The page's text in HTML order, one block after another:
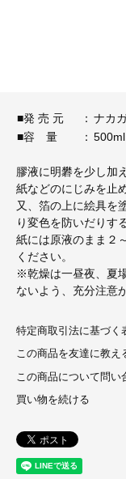
■発 売 元 ： ナカ
■容 量
： 500ml
膠液に明礬を少し加
紙などのにじみを止
又、箔の上に絵具を
り変色を防いだりす
紙には原液のまま２
ください。
※乾燥は一昼夜、夏
ないよう、充分注意
特定商取引法に基づく
この商品を友達に教え
この商品について問い
買い物を続ける